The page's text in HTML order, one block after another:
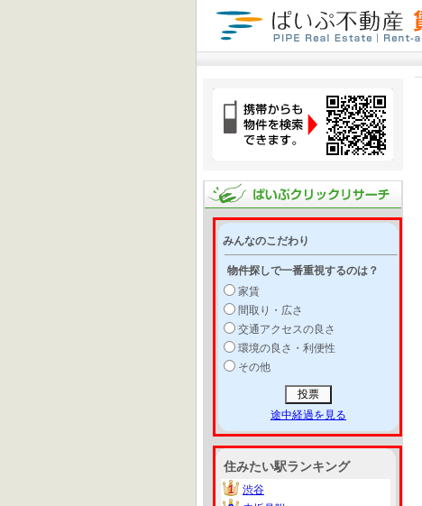
みんなのこだわり
物件探しで一番重視するのは？
家賃
間取り・広さ
交通アクセスの良さ
環境の良さ・利便性
その他
途中経過を見る
住みたい駅ランキング
1
1
渋谷